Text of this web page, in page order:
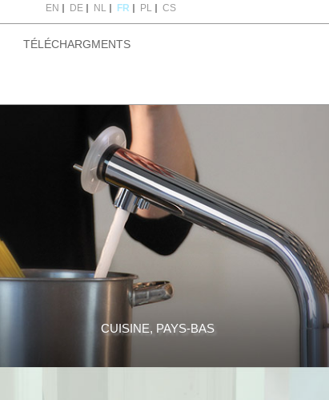
EN DE NL FR PL CS
TÉLÉCHARGMENTS
CUISINE, PAYS-BAS